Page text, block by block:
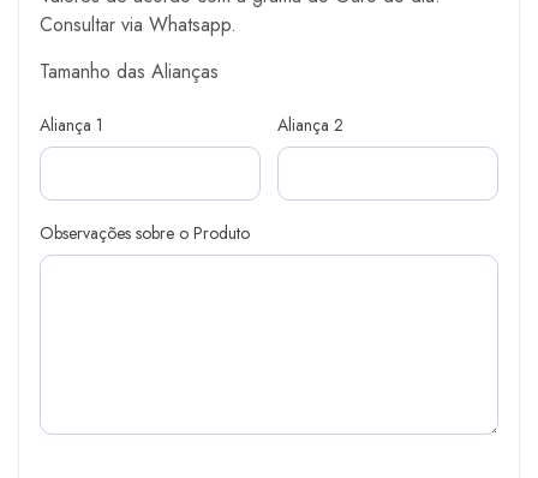
Consultar via Whatsapp.
Tamanho das Alianças
Aliança 1 Aliança 2
Observações sobre o Produto